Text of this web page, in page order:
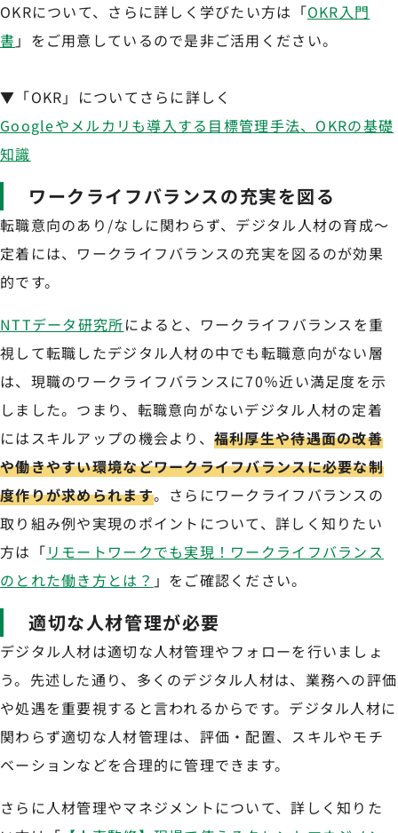
OKRについて、さらに詳しく学びたい方は「OKR入門
書 」をご用意しているので是非ご活用ください。
▼「OKR」についてさらに詳しく
Googleやメルカリも導入する目標管理手法、OKRの基礎
知識
ワークライフバランスの充実を図る
転職意向のあり/なしに関わらず、デジタル人材の育成～
定着には、ワークライフバランスの充実を図るのが効果
的です。
NTTデータ研究所によると、ワークライフバランスを重
視して転職したデジタル人材の中でも転職意向がない層
は、現職のワークライフバランスに70％近い満足度を示
しました。つまり、転職意向がないデジタル人材の定着
にはスキルアップの機会より、 福利厚生や待遇面の改善
や働きやすい環境などワークライフバランスに必要な制
度作りが求められます。さらにワークライフバランスの
取り組み例や実現のポイントについて、詳しく知りたい
方は「リモートワークでも実現！ワークライフバランス
のとれた働き方とは？ 」をご確認ください。
適切な人材管理が必要
デジタル人材は適切な人材管理やフォローを行いましょ
う。先述した通り、多くのデジタル人材は、業務への評価
や処遇を重要視すると言われるからです。デジタル人材に
関わらず適切な人材管理は、評価・配置、スキルやモチ
ベーションなどを合理的に管理できます。
さらに人材管理やマネジメントについて、詳しく知りた